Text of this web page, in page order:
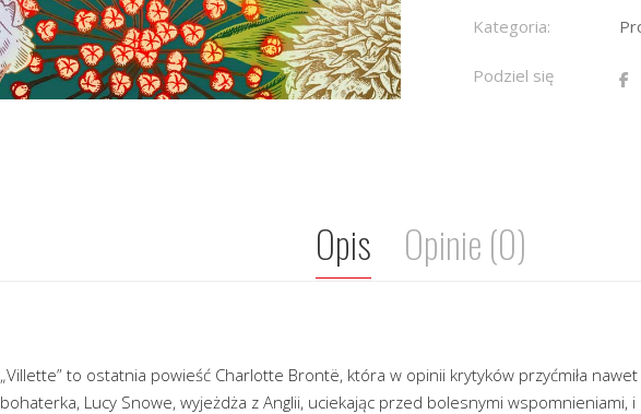
Kategoria:
Podziel się
Opis Opinie (0)
„Villette” to ostatnia powieść Charlotte Brontë, która w opinii krytyków przyćmiła nawet
bohaterka, Lucy Snowe, wyjeżdża z Anglii, uciekając przed bolesnymi wspomnieniami,